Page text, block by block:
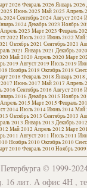
2026 Февраль 2026 Январь 2026
Июнь 2025 Май 2025 Апрель
2024Сентябрь 2024Август 2024
2024Декабрь 2023 Ноябрь
Апрель 2023 Март 2023 Февраль
2022 Июль 2022 Июнь 2022 Май
Октябрь 2021 Сентябрь 2021
2021 Январь 2021 Декабрь 2020
Май 2020Апрель 2020Март
2019 Август 2019 Июль 2019
Ноябрь 2018 Октябрь 2018
2018 Февраль 2018 Январь 2018
Июнь 2017 Май 2017 Апрель
2016 Сентябрь 2016 Август 2016
2016 Декабрь 2015 Ноябрь
Апрель 2015 Март 2015 Февраль
2014Июль 2014Июнь 2014Май
Октябрь 2013 Сентябрь 2013
2013 Январь 2013 Декабрь 2012
Май 2012 Апрель 2012 Март
2011 Август 2011 Июль 2011
Ноябрь 2010Октябрь 2010
2010Февраль 2010Ноябрь 2009
© 1999-
16 лит. А офис 4Н ,